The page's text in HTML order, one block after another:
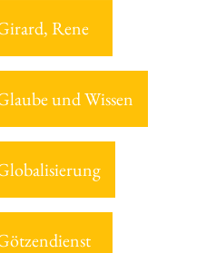
Rene
und Wissen